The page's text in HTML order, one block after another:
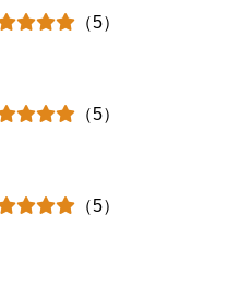
（5）
（5）
（5）